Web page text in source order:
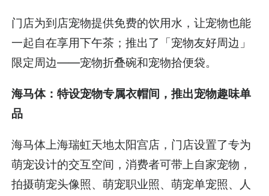
门店为到店宠物提供免费的饮用水，让宠物也能
一起自在享用下午茶；推出了「宠物友好周边」
限定周边——宠物折叠碗和宠物拾便袋。
海马体：特设宠物专属衣帽间，推出宠物趣味单
品
海马体上海瑞虹天地太阳宫店，门店设置了专为
萌宠设计的交互空间，消费者可带上自家宠物，
拍摄萌宠头像照、萌宠职业照、萌宠单宠照、人